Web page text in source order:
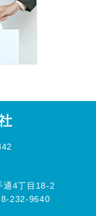
4丁目18-2
232-9640